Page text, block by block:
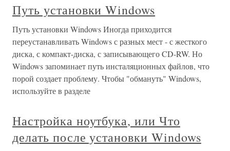
Путь установки Windows
Путь установки Windows Иногда приходится
переустанавливать Windows с разных мест - с жесткого
диска, с компакт-диска, с записывающего CD-RW. Но
Windows запоминает путь инсталяционных файлов, что
порой создает проблему. Чтобы "обмануть" Windows,
используйте в разделе
Настройка ноутбука, или Что
делать после установки Windows